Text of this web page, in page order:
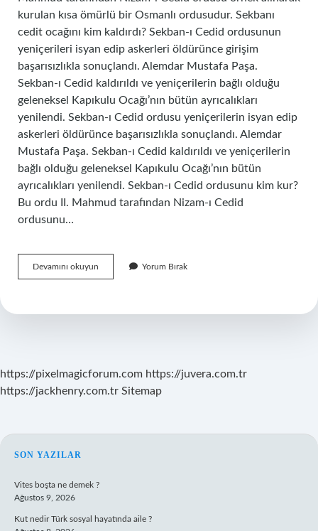
kurulan kısa ömürlü bir Osmanlı ordusudur. Sekbanı
cedit ocağını kim kaldırdı? Sekban-ı Cedid ordusunun
yeniçerileri isyan edip askerleri öldürünce girişim
başarısızlıkla sonuçlandı. Alemdar Mustafa Paşa.
Sekban-ı Cedid kaldırıldı ve yeniçerilerin bağlı olduğu
geleneksel Kapıkulu Ocağı’nın bütün ayrıcalıkları
yenilendi. Sekban-ı Cedid ordusu yeniçerilerin isyan edip
askerleri öldürünce başarısızlıkla sonuçlandı. Alemdar
Mustafa Paşa. Sekban-ı Cedid kaldırıldı ve yeniçerilerin
bağlı olduğu geleneksel Kapıkulu Ocağı’nın bütün
ayrıcalıkları yenilendi. Sekban-ı Cedid ordusunu kim kur?
Bu ordu II. Mahmud tarafından Nizam-ı Cedid
ordusunu…
Devamını okuyun
I
Zaman
Yorum Bırak
https://pixelmagicforum.com https://juvera.com.tr
https://jackhenry.com.tr Sitemap
SIDEBAR
SON YAZILAR
Vites boşta ne demek ?
Ağustos 9, 2026
Kut nedir Türk sosyal hayatında aile ?